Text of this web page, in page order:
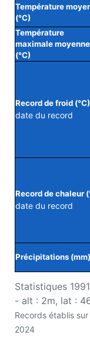
Statistiques
- alt : 2m, lat :
Records établis
2024
Température
(°C)
Température
maximale moyenne
(°C)
Record de froid (°C)
date du record
Record de chaleur
date du record
Précipitations (mm)